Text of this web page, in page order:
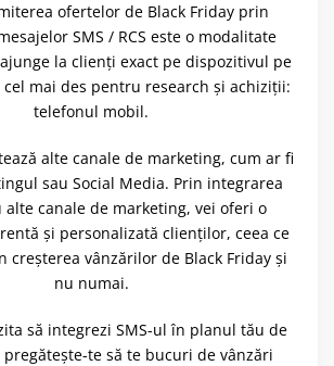
ofertelor de Black Friday prin
SMS / RCS este o modalitate
la clienți exact pe dispozitivul pe
cel mai des pentru research și achiziții:
telefonul mobil.
alte canale de marketing, cum ar fi
sau Social Media. Prin integrarea
alte canale de marketing, vei oferi o
și personalizată clienților, ceea ce
creșterea vânzărilor de Black Friday și
nu numai.
să integrezi SMS-ul în planul tău de
te să te bucuri de vânzări